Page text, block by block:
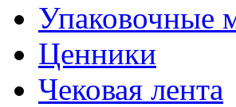
Упаковочные
Ценники
Чековая лента